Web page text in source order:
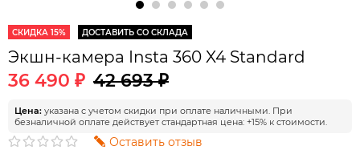
СКИДКА 15% ДОСТАВИТЬ СО СКЛАДА
Экшн-камера Insta 360 X4 Standard
36 490 ₽ 42 693 ₽
Цена: указана с учетом скидки при оплате наличными. При
безналичной оплате действует стандартная цена: +15% к стоимости.
Оставить отзыв